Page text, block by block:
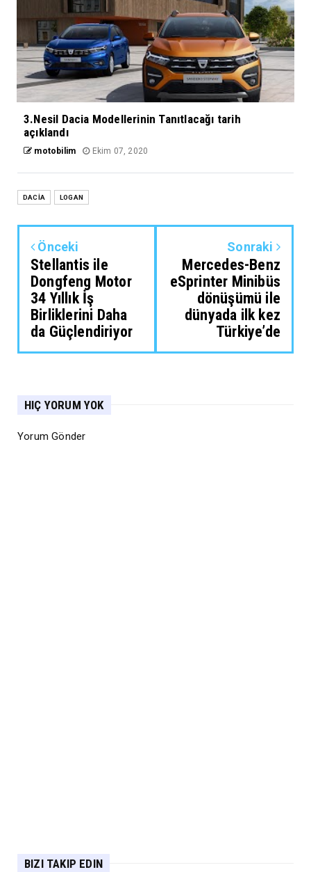
3.Nesil Dacia Modellerinin Tanıtlacağı tarih
açıklandı
motobilim Ekim 07, 2020
DACİA LOGAN
Önceki
Stellantis ile
Dongfeng Motor
34 Yıllık İş
Birliklerini Daha
da Güçlendiriyor
Sonraki
Mercedes-Benz
eSprinter Minibüs
dönüşümü ile
dünyada ilk kez
Türkiye’de
HIÇ YORUM YOK
Yorum Gönder
BIZI TAKIP EDIN